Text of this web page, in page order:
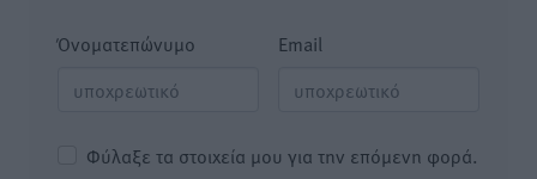
Όνοματεπώνυμο Email
Φύλαξε τα στοιχεία μου για την επόμενη φορά.